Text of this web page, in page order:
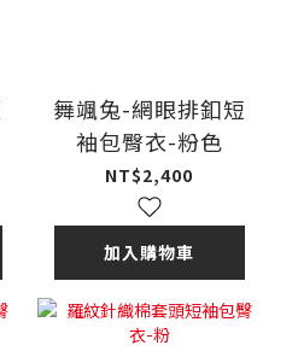
舞颯兔-網眼排釦短
袖包臀衣-粉色
NT$2,400
加入購物車